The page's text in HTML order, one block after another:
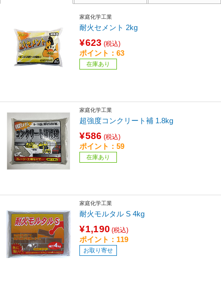
家庭化学工業
耐火セメント 2kg
¥623 (税込)
ポイント：63
在庫あり
家庭化学工業
超強度コンクリート補 1.8kg
¥586 (税込)
ポイント：59
在庫あり
家庭化学工業
耐火モルタル S 4kg
¥1,190 (税込)
ポイント：119
お取り寄せ